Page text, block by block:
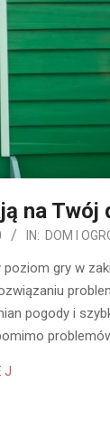
na Twój
IN: DOM I
gry w
pogody i